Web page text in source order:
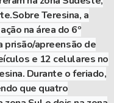
Teresina, a
na área do 6º
prisão/apreensão de
e 12 celulares no
Durante o feriado,
que quatro